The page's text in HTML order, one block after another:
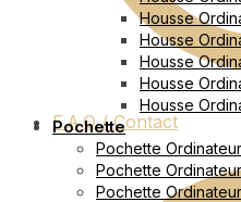
F.A.Q / Contact
Housse
Housse
Housse
Housse
Housse
Pochette
Pochette
Pochette
Pochette